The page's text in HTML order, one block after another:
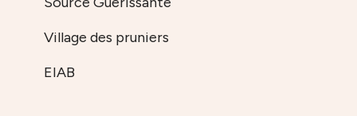
Village des pruniers
EIAB